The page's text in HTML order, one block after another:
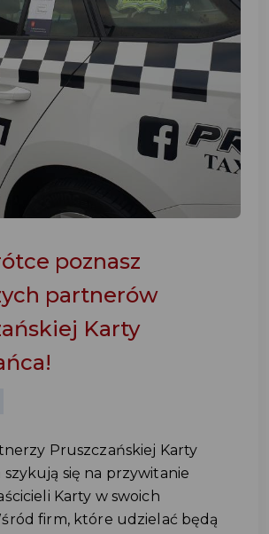
poznasz
partnerów
Karty
Pruszczańskiej Karty
szykują się na przywitanie
Karty w swoich
firm, które udzielać będą